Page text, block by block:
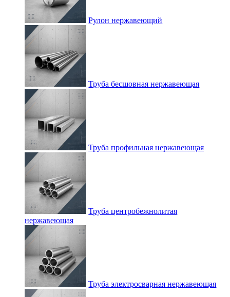
Рулон нержавеющий
Труба бесшовная нержавеющая
Труба профильная нержавеющая
Труба центробежнолитая
нержавеющая
Труба электросварная нержавеющая